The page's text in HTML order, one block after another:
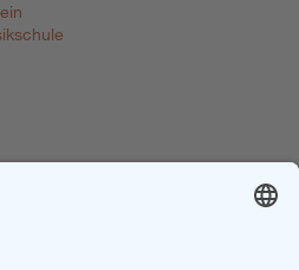
Erasmus+
Union